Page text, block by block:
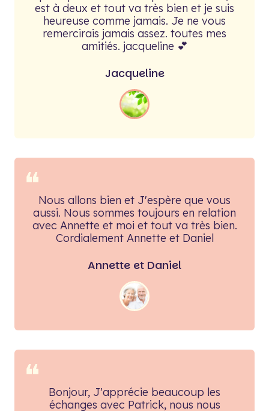
est à deux et tout va très bien et je suis
heureuse comme jamais. Je ne vous
remercirais jamais assez. toutes mes
amitiés. jacqueline 💕
Jacqueline
❝Nous allons bien et J'espère que vous
aussi. Nous sommes toujours en relation
avec Annette et moi et tout va très bien.
Cordialement Annette et Daniel
Annette et Daniel
❝
Bonjour, J'apprécie beaucoup les
échanges avec Patrick, nous nous